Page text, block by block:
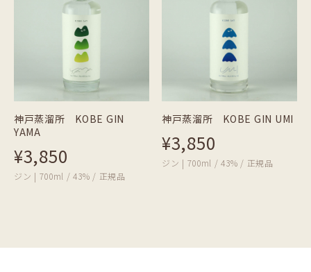
神戸蒸溜所 KOBE GIN
YAMA
¥3,850
ジン | 700ml / 43% / 正規品
神戸蒸溜所 KOBE GIN UMI
¥3,850
ジン | 700ml / 43% / 正規品